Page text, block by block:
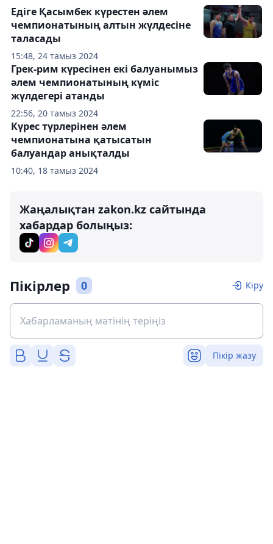
15:48, 24 тамыз 2024
Едіге Қасымбек күрестен әлем
чемпионатының алтын жүлдесіне
таласады
22:56, 20 тамыз 2024
Грек-рим күресінен екі балуанымыз
әлем чемпионатының күміс
жүлдегері атанды
10:40, 18 тамыз 2024
Күрес түрлерінен әлем
чемпионатына қатысатын
балуандар анықталды
Жаңалықтан zakon.kz сайтында
хабардар болыңыз:
Пікірлер 0 Кіру
Пікір жазу